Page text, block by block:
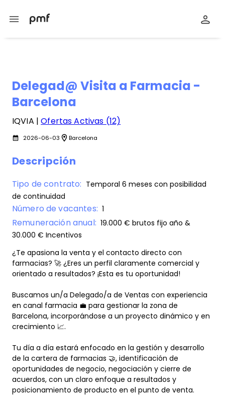
menu
Delegad@ Visita a Farmacia -
Barcelona
IQVIA |Ofertas Activas (12)
calendar_month 2026-06-03 location_onBarcelona
Descripción
Tipo de contrato: Temporal 6 meses con posibilidad
de continuidad
Número de vacantes: 1
Remuneración anual: 19.000 € brutos fijo año &
30.000 € Incentivos
¿Te apasiona la venta y el contacto directo con
farmacias? 🚀 ¿Eres un perfil claramente comercial y
orientado a resultados? ¡Esta es tu oportunidad!
Buscamos un/a Delegado/a de Ventas con experiencia
en canal farmacia 💼 para gestionar la zona de
Barcelona, incorporándose a un proyecto dinámico y en
crecimiento 📈.
Tu día a día estará enfocado en la gestión y desarrollo
de la cartera de farmacias 🤝, identificación de
oportunidades de negocio, negociación y cierre de
acuerdos, con un claro enfoque a resultados y
posicionamiento de producto en el punto de venta.